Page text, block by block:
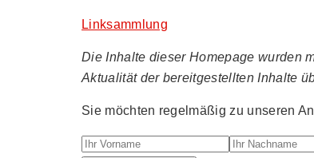
Linksammlung
Die Inhalte dieser Homepage wurden
Aktualität der bereitgestellten Inhalte
Sie möchten regelmäßig zu unseren
Ihr Vorname Ihr Nachname